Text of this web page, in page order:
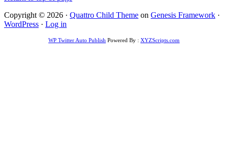
Copyright © 2026 · Quattro Child Theme on Genesis Framework ·
WordPress · Log in
WP Twitter Auto Publish Powered By : XYZScripts.com